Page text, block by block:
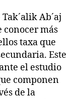
Ab´aj
conocer más
taxa que
Este
el estudio
componen
de la